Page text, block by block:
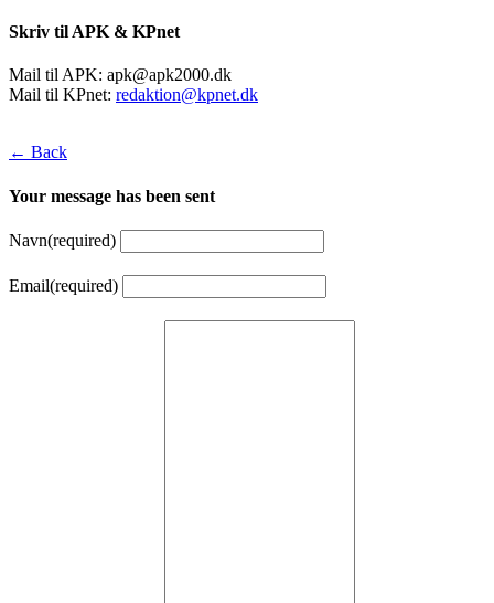
Skriv til APK & KPnet
Mail til APK: apk@apk2000.dk
Mail til KPnet: redaktion@kpnet.dk
← Back
Your message has been sent
Navn(required)
Email(required)